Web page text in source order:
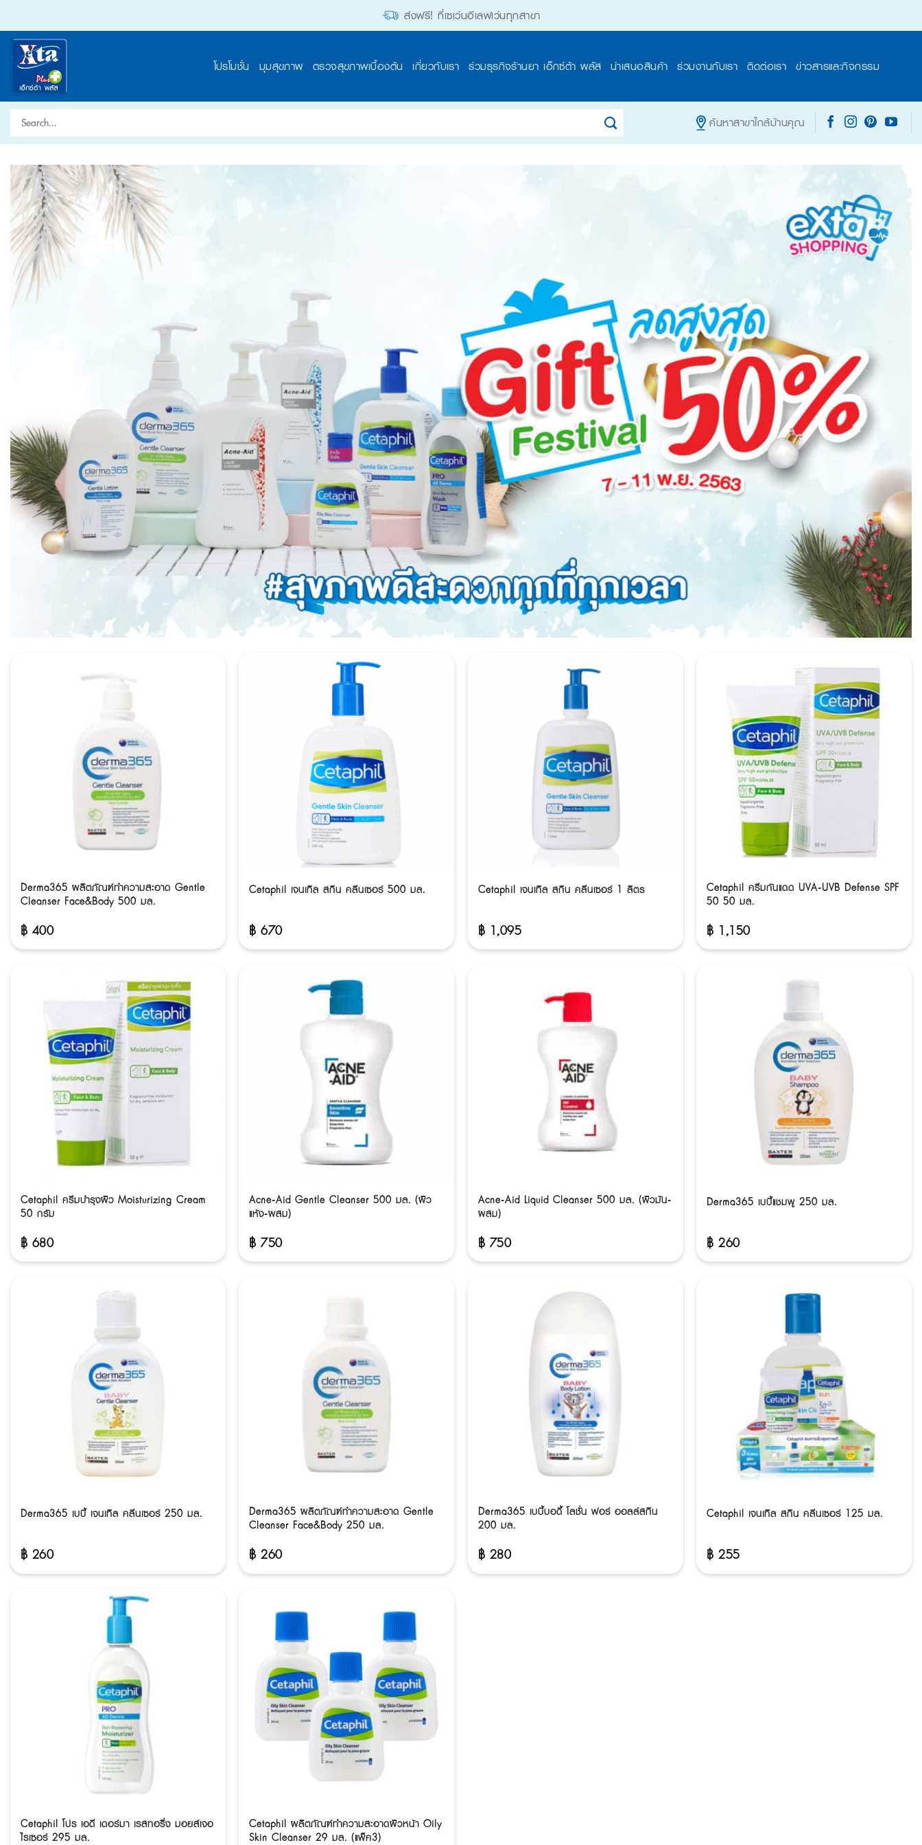
content
ส่งฟรี! ที่เซเว่นอีเลฟเว่นทุกสาขา
โปรโมชั่น มุมสุขภาพ ตรวจสุขภาพเบื้องต้น เกี่ยวกับเรา ร่วมธุรกิจร้านยา เอ็กซ์ต้า พลัส นำเสนอสินค้า ร่วมงานกับเรา ติดต่อเรา ข่าวสารและกิจกรรม
Search
for:
ค้นหาสาขาใกล้บ้านคุณ
Derma365 ผลิตภัณฑ์ทำความสะอาด Gentle
Cleanser Face&Body 500 มล.
฿ 400
Cetaphil เจนเทิล สกิน คลีนเซอร์ 500 มล.
฿ 670
Cetaphil เจนเทิล สกิน คลีนเซอร์ 1 ลิตร
฿ 1,095
Cetaphil ครีมกันแดด UVA-UVB Defense SPF
50 50 มล.
฿ 1,150
Cetaphil ครีมบำรุงผิว Moisturizing Cream
50 กรัม
฿ 680
Acne-Aid Gentle Cleanser 500 มล. (ผิว
แห้ง-ผสม)
฿ 750
Acne-Aid Liquid Cleanser 500 มล. (ผิวมัน-
ผสม)
฿ 750
Derma365 เบบี้แชมพู 250 มล.
฿ 260
Derma365 เบบี้ เจนเทิล คลีนเซอร์ 250 มล.
฿ 260
Derma365 ผลิตภัณฑ์ทำความสะอาด Gentle
Cleanser Face&Body 250 มล.
฿ 260
Derma365 เบบี้บอดี้ โลชั่น ฟอร์ ออลล์สกิน
200 มล.
฿ 280
Cetaphil เจนเทิล สกิน คลีนเซอร์ 125 มล.
฿ 255
Cetaphil โปร เอดี เดอร์มา เรสทอริ่ง มอยส์เจอ
ไรเซอร์ 295 มล.
Cetaphil ผลิตภัณฑ์ทำความสะอาดผิวหน้า Oily
Skin Cleanser 29 มล. (แพ็ค3)